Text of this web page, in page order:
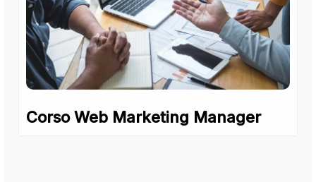
Corso Web Marketing Manager